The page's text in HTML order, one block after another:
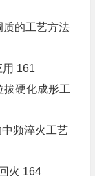
质的工艺方法
161
硬化成形工
频淬火工艺
火 164